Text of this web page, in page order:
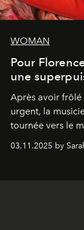
WOMAN
Pour
une
Après avoir
urgent, la
tournée vers le
03.11.2025 by